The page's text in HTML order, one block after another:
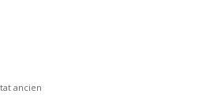
ancien